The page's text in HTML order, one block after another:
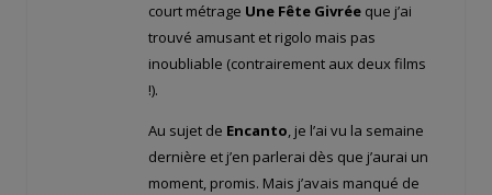
court métrage Une Fête Givrée que j’ai
trouvé amusant et rigolo mais pas
inoubliable (contrairement aux deux films
!).
Au sujet de Encanto, je l’ai vu la semaine
dernière et j’en parlerai dès que j’aurai un
moment, promis. Mais j’avais manqué de